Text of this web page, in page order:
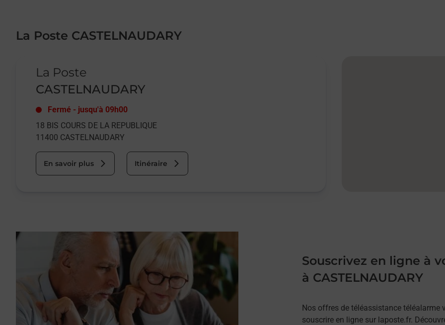
La Poste CASTELNAUDARY
La Poste
CASTELNAUDARY
Fermé - jusqu'à 09h00
18 BIS COURS DE LA REPUBLIQUE
11400 CASTELNAUDARY
En savoir plus Itinéraire
Souscrivez en ligne à
à CASTELNAUDARY
Nos offres de téléassistance téléalarme
souscrire en ligne sur laposte.fr.